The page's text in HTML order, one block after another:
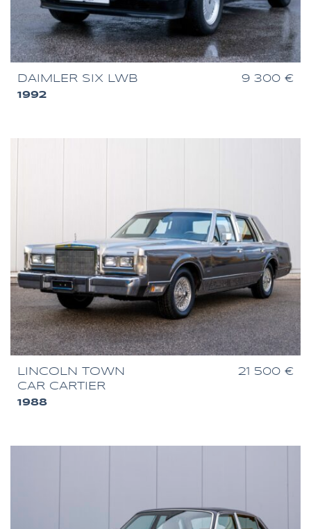
DAIMLER SIX LWB
1992
9 300 €
LINCOLN TOWN
CAR CARTIER
1988
21 500 €